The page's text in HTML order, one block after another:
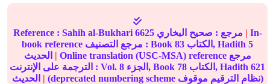
Reference : Sahih al-Bukhari 6625 مرجع : صحيح البخاري | In-
book reference مرجع التصنيف : Book83 الكتاب, Hadith5
| Online translation (USC-MSA) reference مرجع
الترجمة على الإنترنت : Vol.8 الجزء, Book 78 الكتاب, Hadith621
| (deprecated numbering scheme نظام الترقيم موقوف)